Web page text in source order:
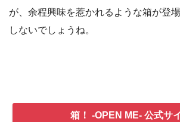
が、余程興味を惹かれるような箱が登
しないでしょうね。
箱！ -OPEN ME- 公式サ